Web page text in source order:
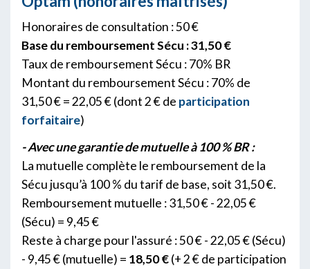
Honoraires de consultation : 50 €
Base du remboursement Sécu : 31,50 €
Taux de remboursement Sécu : 70% BR
Montant du remboursement Sécu : 70% de
31,50 € = 22,05 € (dont 2 € de participation
forfaitaire)
- Avec une garantie de mutuelle à 100 % BR :
La mutuelle complète le remboursement de la
Sécu jusqu’à 100 % du tarif de base, soit 31,50 €.
Remboursement mutuelle : 31,50 € - 22,05 €
(Sécu) = 9,45 €
Reste à charge pour l'assuré : 50 € - 22,05 € (Sécu)
- 9,45 € (mutuelle) = 18,50 €(+ 2 € de participation